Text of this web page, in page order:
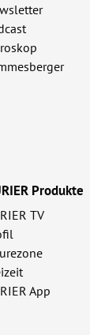
Produkte
TV
App